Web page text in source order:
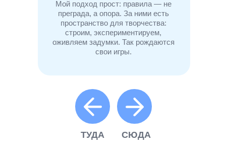
Мой подход прост: правила — не
преграда, а опора. За ними есть
пространство для творчества:
строим, экспериментируем,
оживляем задумки. Так рождаются
свои игры.
СЮДА
ТУДА